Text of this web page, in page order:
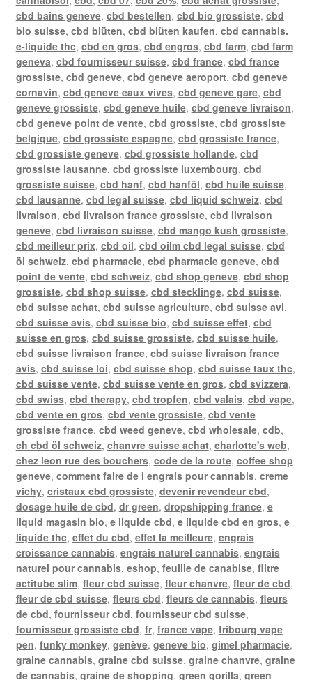
cbd bains geneve, cbd bestellen, cbd bio grossiste, cbd
bio suisse, cbd blüten, cbd blüten kaufen, cbd cannabis.
e-liquide thc, cbd en gros, cbd engros, cbd farm, cbd farm
geneva, cbd fournisseur suisse, cbd france, cbd france
grossiste, cbd geneve, cbd geneve aeroport, cbd geneve
cornavin, cbd geneve eaux vives, cbd geneve gare, cbd
geneve grossiste, cbd geneve huile, cbd geneve livraison,
cbd geneve point de vente, cbd grossiste, cbd grossiste
belgique, cbd grossiste espagne, cbd grossiste france,
cbd grossiste geneve, cbd grossiste hollande, cbd
grossiste lausanne, cbd grossiste luxembourg, cbd
grossiste suisse, cbd hanf, cbd hanföl, cbd huile suisse,
cbd lausanne, cbd legal suisse, cbd liquid schweiz, cbd
livraison, cbd livraison france grossiste, cbd livraison
geneve, cbd livraison suisse, cbd mango kush grossiste,
cbd meilleur prix, cbd oil, cbd oilm cbd legal suisse, cbd
öl schweiz, cbd pharmacie, cbd pharmacie geneve, cbd
point de vente, cbd schweiz, cbd shop geneve, cbd shop
grossiste, cbd shop suisse, cbd stecklinge, cbd suisse,
cbd suisse achat, cbd suisse agriculture, cbd suisse avi,
cbd suisse avis, cbd suisse bio, cbd suisse effet, cbd
suisse en gros, cbd suisse grossiste, cbd suisse huile,
cbd suisse livraison france, cbd suisse livraison france
avis, cbd suisse loi, cbd suisse shop, cbd suisse taux thc,
cbd suisse vente, cbd suisse vente en gros, cbd svizzera,
cbd swiss, cbd therapy, cbd tropfen, cbd valais, cbd vape,
cbd vente en gros, cbd vente grossiste, cbd vente
grossiste france, cbd weed geneve, cbd wholesale, cdb,
ch cbd öl schweiz, chanvre suisse achat, charlotte's web,
chez leon rue des bouchers, code de la route, coffee shop
geneve, comment faire de l engrais pour cannabis, creme
vichy, cristaux cbd grossiste, devenir revendeur cbd,
dosage huile de cbd, dr green, dropshipping france, e
liquid magasin bio, e liquide cbd, e liquide cbd en gros, e
liquide thc, effet du cbd, effet la meilleure, engrais
croissance cannabis, engrais naturel cannabis, engrais
naturel pour cannabis, eshop, feuille de canabise, filtre
actitube slim, fleur cbd suisse, fleur chanvre, fleur de cbd,
fleur de cbd suisse, fleurs cbd, fleurs de cannabis, fleurs
de cbd, fournisseur cbd, fournisseur cbd suisse,
fournisseur grossiste cbd, fr, france vape, fribourg vape
pen, funky monkey, genève, geneve bio, gimel pharmacie,
graine cannabis, graine cbd suisse, graine chanvre, graine
de cannabis, graine de shopping, green gorilla, green